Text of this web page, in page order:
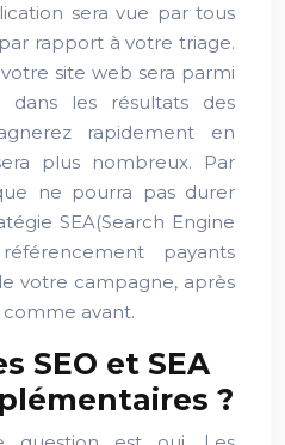
sera vue par tous
rapport à votre triage.
site web sera parmi
dans les résultats des
rapidement en
plus nombreux. Par
ne pourra pas durer
SEA(Search Engine
payants
votre campagne, après
avant.
SEO et SEA
?